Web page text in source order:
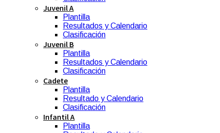
Juvenil A
Plantilla
Resultados y Calendario
Clasificación
Juvenil B
Plantilla
Resultados y Calendario
Clasificación
Cadete
Plantilla
Resultado y Calendario
Clasificación
Infantil A
Plantilla